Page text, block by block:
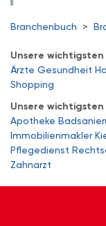
Branchenbuch >
Unsere wichtigsten
Ärzte Gesundheit
Shopping
Unsere
Apotheke
Immobilienmakler
Pflegedienst
Zahnarzt